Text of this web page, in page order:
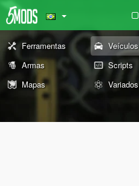
Ferramentas Veículos
Armas
Scripts
Mapas
Variados